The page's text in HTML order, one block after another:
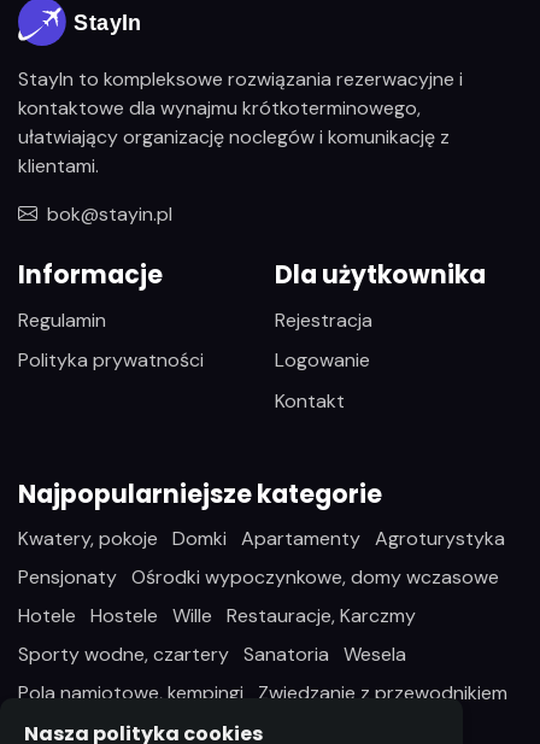
StayIn to kompleksowe rozwiązania rezerwacyjne i
kontaktowe dla wynajmu krótkoterminowego,
ułatwiający organizację noclegów i komunikację z
klientami.
bok@stayin.pl
Informacje
Regulamin
Polityka prywatności
Dla użytkownika
Rejestracja
Logowanie
Kontakt
Najpopularniejsze kategorie
Kwatery, pokoje Domki Apartamenty Agroturystyka
Pensjonaty Ośrodki wypoczynkowe, domy wczasowe
Hotele
Hostele Wille
Restauracje, Karczmy
Sporty wodne, czartery Sanatoria
Wesela
Pola namiotowe, kempingi
Zwiedzanie z przewodnikiem
Nasza polityka cookies